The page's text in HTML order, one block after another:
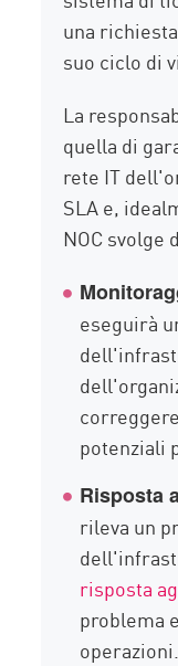
una
suo ciclo di
La
quella di
rete IT
SLA e,
NOC
eseguirà
potenziali
Risposta
rileva un
risposta
problema
operazioni.